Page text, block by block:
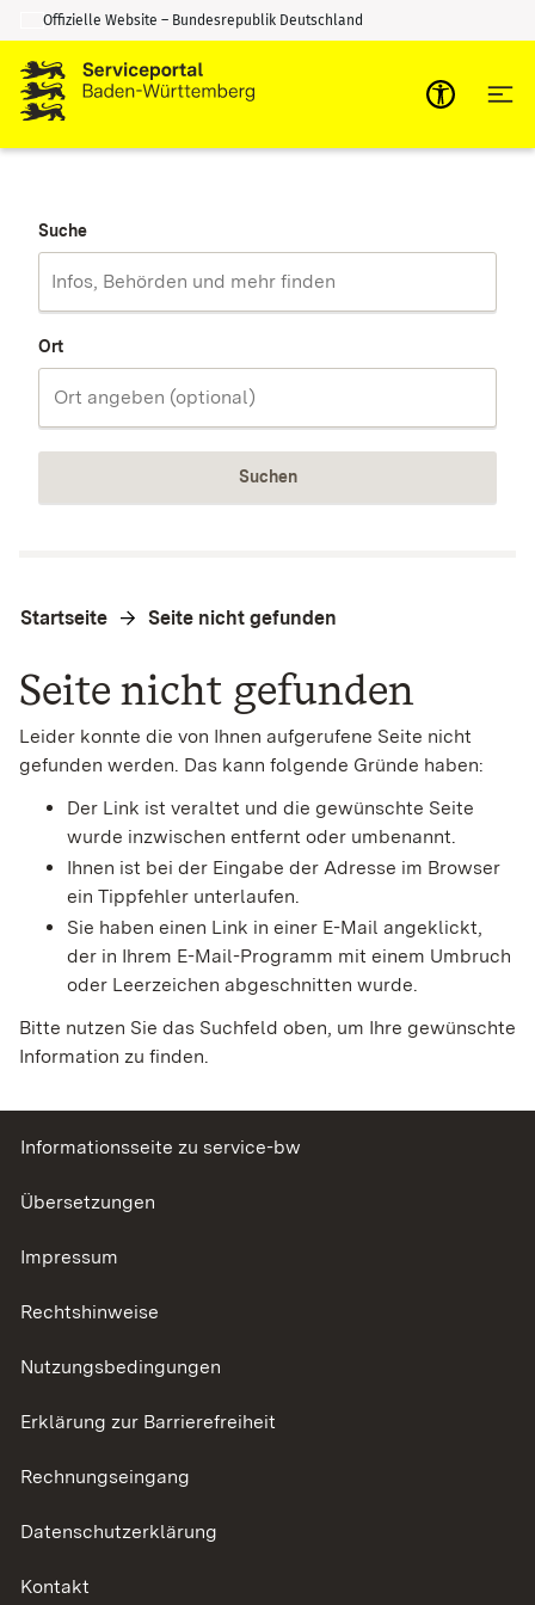
Zum Inhalt springen
Zur Suche springen
Offizielle Website – Bundesrepublik Deutschland
Suche
Ort
Suchen
Startseite Seite nicht gefunden
Seite nicht gefunden
Leider konnte die von Ihnen aufgerufene Seite nicht
gefunden werden. Das kann folgende Gründe haben:
Der Link ist veraltet und die gewünschte Seite
wurde inzwischen entfernt oder umbenannt.
Ihnen ist bei der Eingabe der Adresse im Browser
ein Tippfehler unterlaufen.
Sie haben einen Link in einer E-Mail angeklickt,
der in Ihrem E-Mail-Programm mit einem Umbruch
oder Leerzeichen abgeschnitten wurde.
Bitte nutzen Sie das Suchfeld oben, um Ihre gewünschte
Information zu finden.
Informationsseite zu service-bw
Übersetzungen
Impressum
Rechtshinweise
Nutzungsbedingungen
Erklärung zur Barrierefreiheit
Rechnungseingang
Datenschutzerklärung
Kontakt